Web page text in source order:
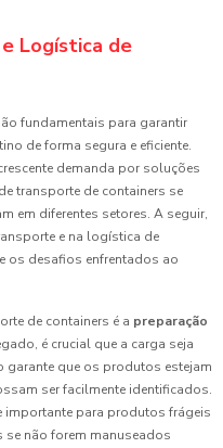
Logística de
fundamentais para garantir
de forma segura e eficiente.
demanda por soluções
transporte de containers se
em diferentes setores. A seguir,
e na logística de
os desafios enfrentados ao
de containers é a preparação
é crucial que a carga seja
garante que os produtos estejam
ser facilmente identificados.
importante para produtos frágeis
se não forem manuseados